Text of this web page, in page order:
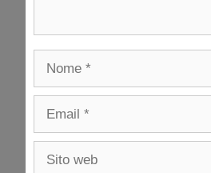
Nome
Email
Sito